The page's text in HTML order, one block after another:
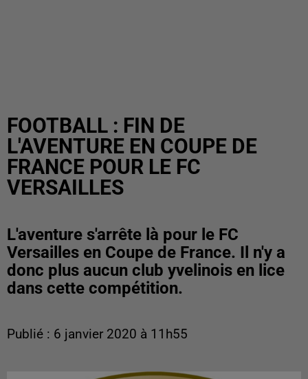
FOOTBALL : FIN DE
L'AVENTURE EN COUPE DE
FRANCE POUR LE FC
VERSAILLES
L'aventure s'arrête là pour le FC
Versailles en Coupe de France. Il n'y a
donc plus aucun club yvelinois en lice
dans cette compétition.
Publié : 6 janvier 2020 à 11h55